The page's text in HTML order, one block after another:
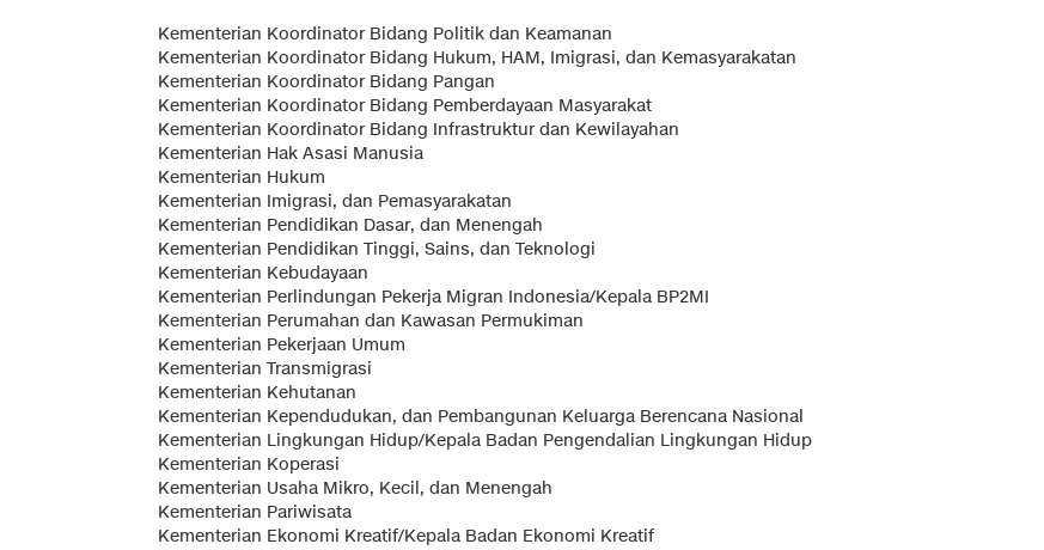
Kementerian Koordinator Bidang Politik dan Keamanan
Kementerian Koordinator Bidang Hukum, HAM, Imigrasi, dan Kemasyarakatan
Kementerian Koordinator Bidang Pangan
Kementerian Koordinator Bidang Pemberdayaan Masyarakat
Kementerian Koordinator Bidang Infrastruktur dan Kewilayahan
Kementerian Hak Asasi Manusia
Kementerian Hukum
Kementerian Imigrasi, dan Pemasyarakatan
Kementerian Pendidikan Dasar, dan Menengah
Kementerian Pendidikan Tinggi, Sains, dan Teknologi
Kementerian Kebudayaan
Kementerian Perlindungan Pekerja Migran Indonesia/Kepala BP2MI
Kementerian Perumahan dan Kawasan Permukiman
Kementerian Pekerjaan Umum
Kementerian Transmigrasi
Kementerian Kehutanan
Kementerian Kependudukan, dan Pembangunan Keluarga Berencana Nasional
Kementerian Lingkungan Hidup/Kepala Badan Pengendalian Lingkungan Hidup
Kementerian Koperasi
Kementerian Usaha Mikro, Kecil, dan Menengah
Kementerian Pariwisata
Kementerian Ekonomi Kreatif/Kepala Badan Ekonomi Kreatif